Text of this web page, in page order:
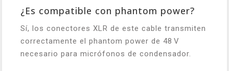
¿Es compatible con phantom power?
Sí, los conectores XLR de este cable transmiten
correctamente el phantom power de 48 V
necesario para micrófonos de condensador.